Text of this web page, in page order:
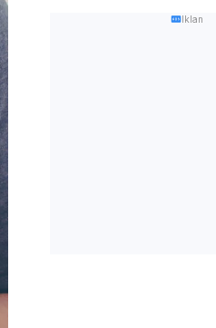
Iklan